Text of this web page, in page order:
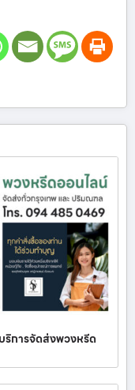
การจัดส่งพวงหรีด